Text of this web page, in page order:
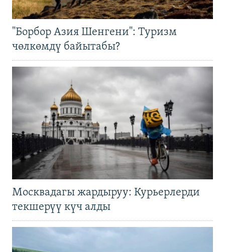
"Борбор Азия Шенгени": Туризм
чөлкөмдү байытабы?
Москвадагы жардыруу: Курьерлерди
текшерүү күч алды